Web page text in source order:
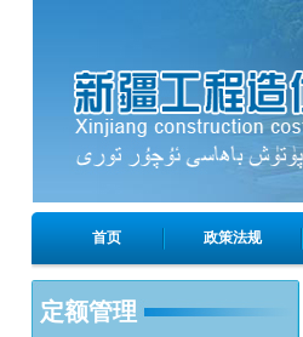
首页 政策法规
定额管理